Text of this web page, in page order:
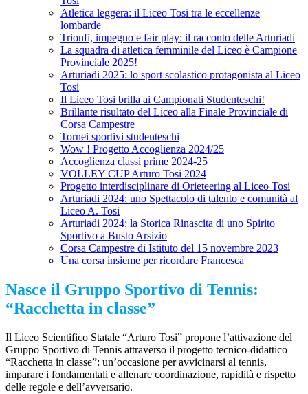
Atletica leggera: il Liceo Tosi tra le eccellenze
lombarde
Trionfi, impegno e fair play: il racconto delle Arturiadi
La squadra di atletica femminile del Liceo è Campione
Provinciale 2025!
Arturiadi 2025: lo sport scolastico protagonista al Liceo
Tosi
Il Liceo Tosi brilla ai Campionati Studenteschi!
Brillante risultato del Liceo alla Finale Provinciale di
Corsa Campestre
Tornei sportivi studenteschi
Wow ! Progetto Accoglienza 2024/25
Accoglienza classi prime 2024-25
VOLLEY CUP Arturo Tosi 2024
Progetto interdisciplinare di Orieteering al Liceo Tosi
Arturiadi 2024: uno Spettacolo di talento e comunità al
Liceo A. Tosi
Arturiadi 2024: la Storica Rinascita di uno Spirito
Sportivo a Busto Arsizio
Corsa Campestre di Istituto del 15 novembre 2023
Una corsa insieme per ricordare Francesca
Nasce il Gruppo Sportivo di Tennis:
“Racchetta in classe”
Il Liceo Scientifico Statale “Arturo Tosi” propone l’attivazione del
Gruppo Sportivo di Tennis attraverso il progetto tecnico-didattico
“Racchetta in classe”: un’occasione per avvicinarsi al tennis,
imparare i fondamentali e allenare coordinazione, rapidità e rispetto
delle regole e dell’avversario.